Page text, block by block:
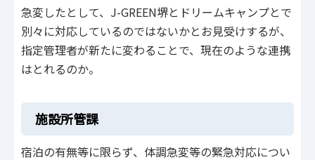
急変したとして、J-GREEN堺とドリームキャンプとで
別々に対応しているのではないかとお見受けするが、
指定管理者が新たに変わることで、現在のような連携
はとれるのか。
施設所管課
宿泊の有無等に限らず、体調急変等の緊急対応につい